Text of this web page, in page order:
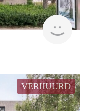
rent
VERHUURD